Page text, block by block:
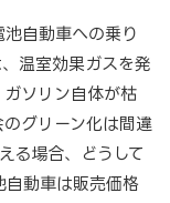
自動車への乗り
温室効果ガスを発
ソリン自体が枯
グリーン化は間違
る場合、どうして
自動車は販売価格